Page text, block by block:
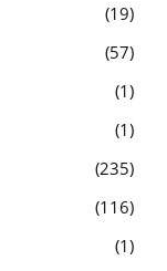
19
57
1
1
235
116
1